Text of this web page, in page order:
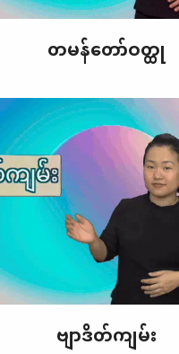
တမန်တော်ဝတ္ထု
ဗျာဒိတ်ကျမ်း